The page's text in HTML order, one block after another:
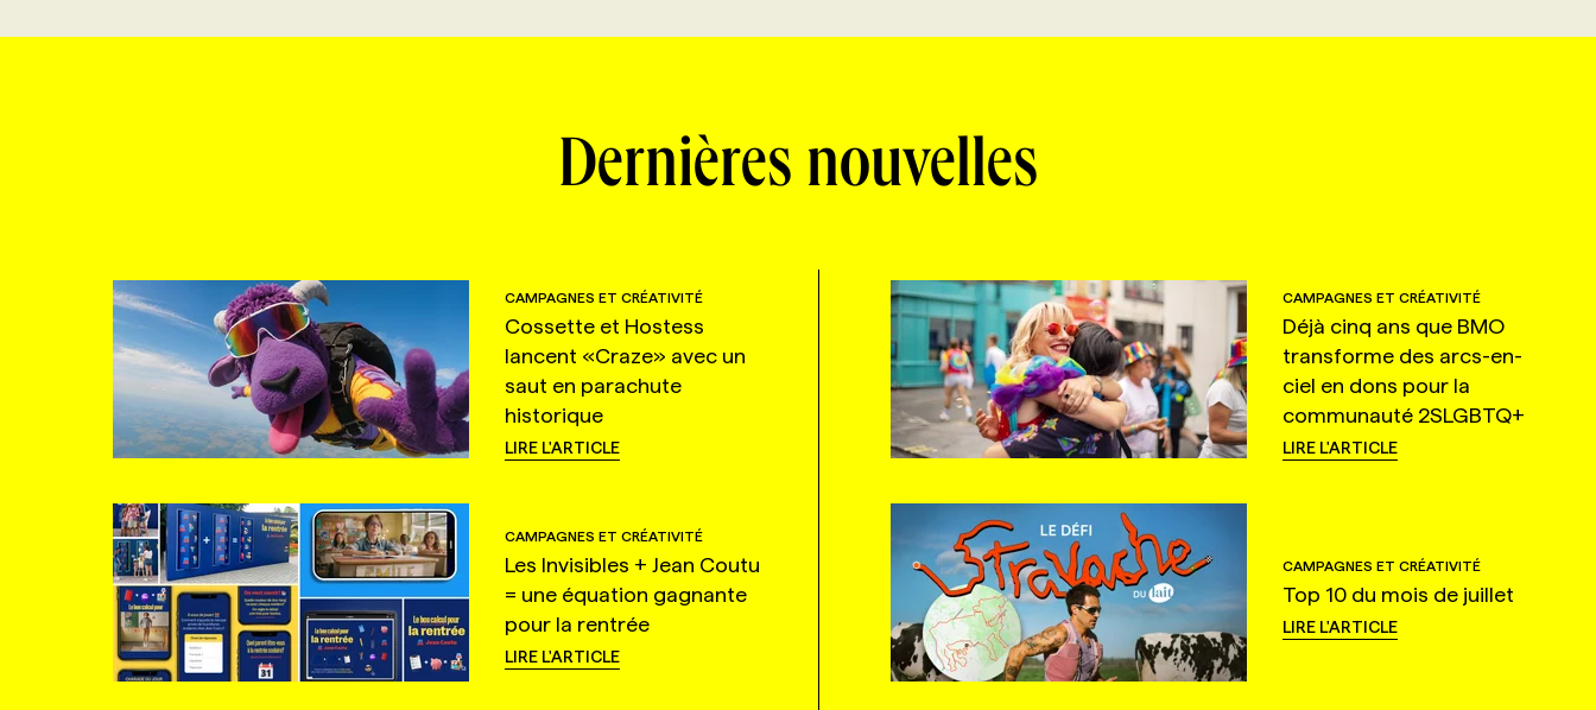
Dernières nouvelles
CAMPAGNES ET CRÉATIVITÉ
Cossette et Hostess
lancent «Craze» avec un
saut en parachute
historique
LIRE L'ARTICLE
CAMPAGNES ET CRÉATIVITÉ
Déjà cinq ans que BMO
transforme des arcs-en-
ciel en dons pour la
communauté 2SLGBTQ+
LIRE L'ARTICLE
CAMPAGNES ET CRÉATIVITÉ
Les Invisibles + Jean Coutu
= une équation gagnante
pour la rentrée
LIRE L'ARTICLE
CAMPAGNES ET CRÉATIVITÉ
Top 10 du mois de juillet
LIRE L'ARTICLE